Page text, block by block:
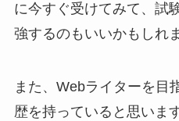
に今すぐ受けてみて、試
強するのもいいかもしれ
また、Webライターを目
歴を持っていると思います